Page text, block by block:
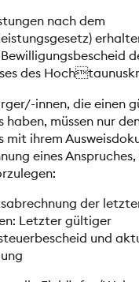
nach dem
des
innen, die einen
haben, müssen nur
mit ihrem
eines
der
Letzter gültiger
und